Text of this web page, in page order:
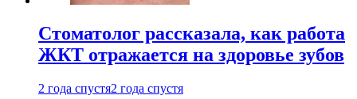
Стоматолог рассказала, как работа
ЖКТ отражается на здоровье зубов
2 года спустя2 года спустя